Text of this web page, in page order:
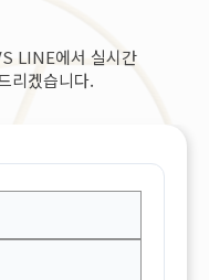
LINE에서 실시간
리겠습니다.